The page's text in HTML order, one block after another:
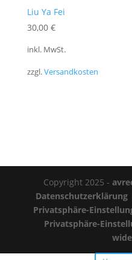
Liu Ya Fei
30,00 €
inkl. MwSt.
zzgl.Versandkosten
Copyright 2025 -
Datenschutzerklärung
Privatsphäre-
Privatsphäre-